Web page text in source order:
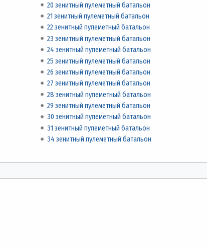
20 зенитный пулеметный батальон
21 зенитный пулеметный батальон
22 зенитный пулеметный батальон
23 зенитный пулеметный батальон
24 зенитный пулеметный батальон
25 зенитный пулеметный батальон
26 зенитный пулеметный батальон
27 зенитный пулеметный батальон
28 зенитный пулеметный батальон
29 зенитный пулеметный батальон
30 зенитный пулеметный батальон
31 зенитный пулеметный батальон
34 зенитный пулеметный батальон